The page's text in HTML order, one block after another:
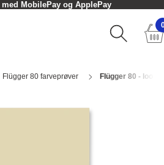
MobilePay og ApplePay
Flügger 80 farveprøver Flügger 80 -